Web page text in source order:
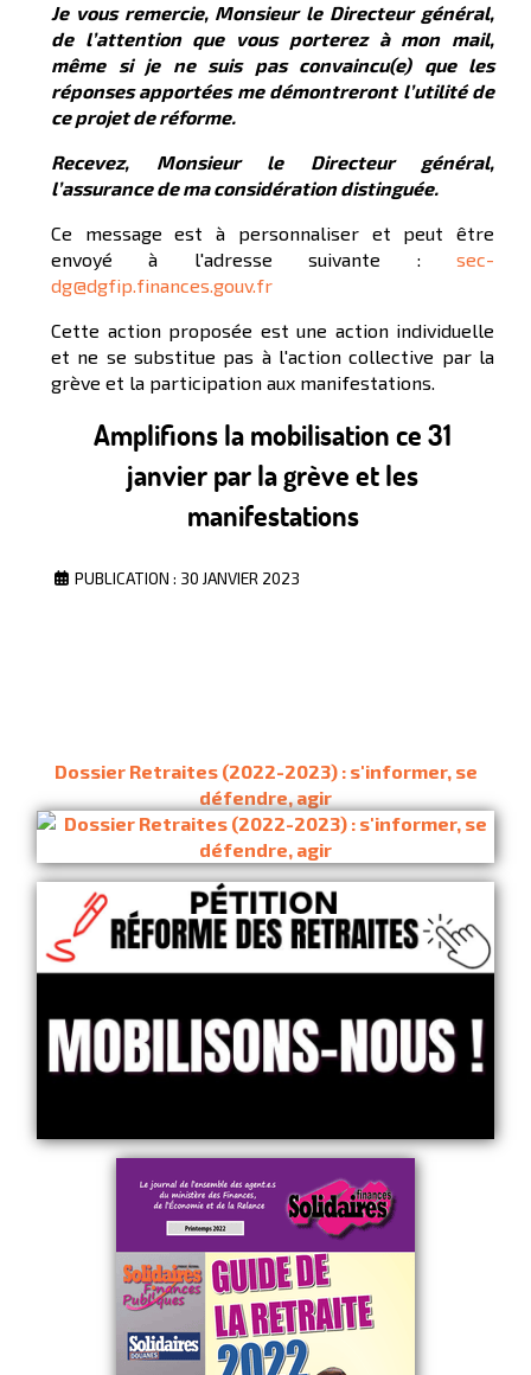
Je vous remercie, Monsieur le Directeur général,
de l’attention que vous porterez à mon mail,
même si je ne suis pas convaincu(e) que les
réponses apportées me démontreront l’utilité de
ce projet de réforme.
Recevez, Monsieur le Directeur général,
l’assurance de ma considération distinguée.
Ce message est à personnaliser et peut être
envoyé à l'adresse suivante : sec-
dg@dgfip.finances.gouv.fr
Cette action proposée est une action individuelle
et ne se substitue pas à l'action collective par la
grève et la participation aux manifestations.
Amplifions la mobilisation ce 31
janvier par la grève et les
manifestations
PUBLICATION : 30 JANVIER 2023
Dossier Retraites (2022-2023) : s'informer, se
défendre, agir